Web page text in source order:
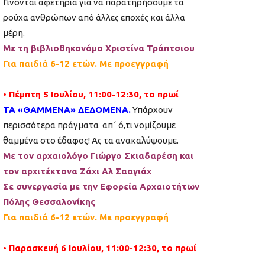
ρούχα ανθρώπων από άλλες εποχές και άλλα
μέρη.
Με τη βιβλιοθηκονόμο Χριστίνα Τράπτσιου
Για παιδιά 6-12 ετών. Με προεγγραφή
• Πέμπτη 5 Ιουλίου, 11:00-12:30, το πρωί
ΤΑ «ΘΑΜΜΕΝΑ» ΔΕΔΟΜΕΝΑ.Υπάρχουν
περισσότερα πράγματα απ΄ ό,τι νομίζουμε
θαμμένα στο έδαφος! Ας τα ανακαλύψουμε.
Με τον αρχαιολόγο Γιώργο Σκιαδαρέση και
τον αρχιτέκτονα Ζάχι Αλ Σααγιάχ
Σε συνεργασία με την Εφορεία Αρχαιοτήτων
Πόλης Θεσσαλονίκης
Για παιδιά 6-12 ετών. Με προεγγραφή
• Παρασκευή 6 Ιουλίου, 11:00-12:30, το πρωί